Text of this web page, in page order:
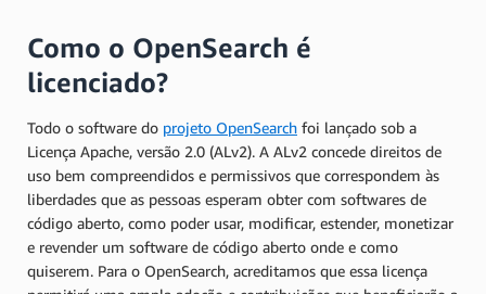
Como o OpenSearch é
licenciado?
Todo o software do projeto OpenSearch foi lançado sob a
Licença Apache, versão 2.0 (ALv2). A ALv2 concede direitos de
uso bem compreendidos e permissivos que correspondem às
liberdades que as pessoas esperam obter com softwares de
código aberto, como poder usar, modificar, estender, monetizar
e revender um software de código aberto onde e como
quiserem. Para o OpenSearch, acreditamos que essa licença